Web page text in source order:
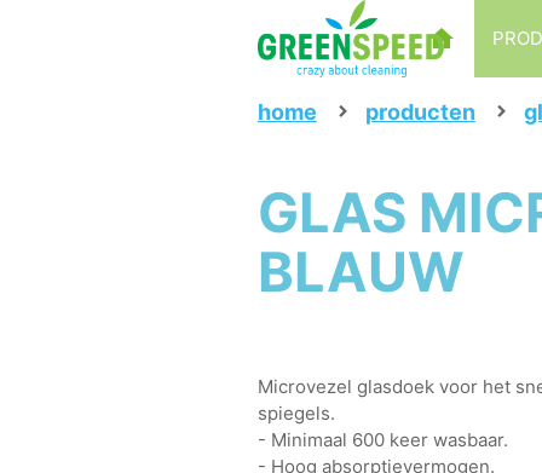
home producten
GLAS
BLAUW
Microvezel glasdoek voor het
spiegels.
- Minimaal 600 keer wasbaar.
- Hoog absorptievermogen.